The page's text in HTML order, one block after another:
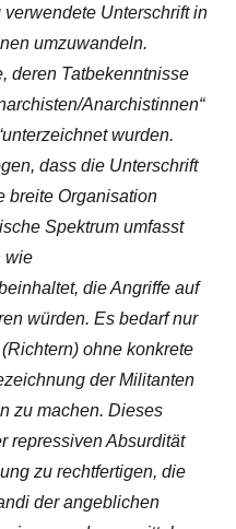
Unterschrift in
umzuwandeln.
deren Tatbekenntnisse
Anarchistinnen“
wurden.
dass die Unterschrift
breite Organisation
Spektrum umfasst
wie
die Angriffe auf
würden. Es bedarf nur
ohne konkrete
der Militanten
zu machen. Dieses
repressiven Absurdität
zu rechtfertigen, die
der angeblichen